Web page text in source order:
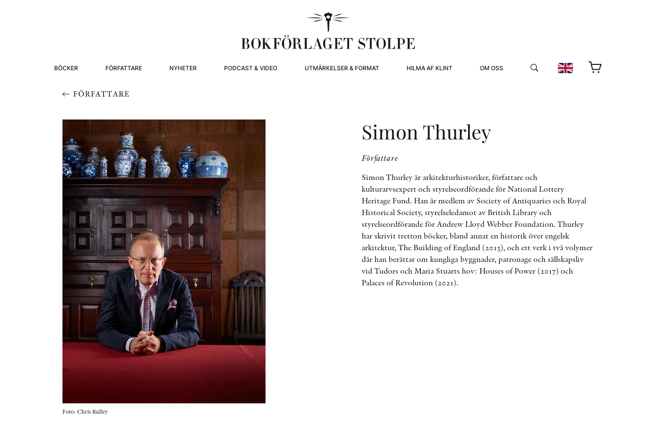
BÖCKER FÖRFATTARE NYHETER PODCAST & VIDEO UTMÄRKELSER & FORMAT HILMA AF KLINT OM OSS
ÖVRIGA FORMAT
FÖRFATTARE
Foto: Chris Ridley
Simon Thurley
Författare
Simon Thurley är arkitekturhistoriker, författare och
kulturarvsexpert och styrelseordförande för National Lottery
Heritage Fund. Han är medlem av Society of Antiquaries och Royal
Historical Society, styrelseledamot av British Library och
styrelseordförande för Andrew Lloyd Webber Foundation. Thurley
har skrivit tretton böcker, bland annat en historik över engelsk
arkitektur, The Building of England (2013), och ett verk i två volymer
där han berättar om kungliga byggnader, patronage och sällskapsliv
vid Tudors och Maria Stuarts hov: Houses of Power (2017) och
Palaces of Revolution (2021).